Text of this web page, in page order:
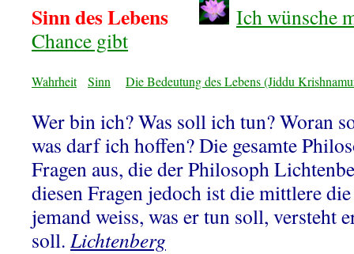
Sinn des Lebens
Ich wünsche
Chance gibt
Wahrheit Sinn Die Bedeutung des Lebens (Jiddu
Wer bin ich? Was soll ich tun? Woran
was darf ich hoffen? Die gesamte
Fragen aus, die der Philosoph
diesen Fragen jedoch ist die mittlere
jemand weiss, was er tun soll, versteht
soll.Lichtenberg